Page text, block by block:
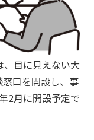
目に見えない大
口を開設し、事
2月に開設予定で